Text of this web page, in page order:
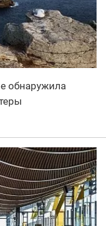
обнаружила